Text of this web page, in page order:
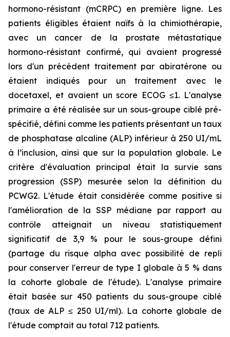
hormono-résistant (mCRPC) en première ligne. Les
patients éligibles étaient naïfs à la chimiothérapie,
avec un cancer de la prostate métastatique
hormono-résistant confirmé, qui avaient progressé
lors d'un précédent traitement par abiratérone ou
étaient indiqués pour un traitement avec le
docetaxel, et avaient un score ECOG ≤1. L'analyse
primaire a été réalisée sur un sous-groupe ciblé pré-
spécifié, défini comme les patients présentant un taux
de phosphatase alcaline (ALP) inférieur à 250 UI/mL
à l’inclusion, ainsi que sur la population globale. Le
critère d'évaluation principal était la survie sans
progression (SSP) mesurée selon la définition du
PCWG2. L'étude était considérée comme positive si
l'amélioration de la SSP médiane par rapport au
contrôle atteignait un niveau statistiquement
significatif de 3,9 % pour le sous-groupe défini
(partage du risque alpha avec possibilité de repli
pour conserver l'erreur de type I globale à 5 % dans
la cohorte globale de l'étude). L'analyse primaire
était basée sur 450 patients du sous-groupe ciblé
(taux de ALP ≤ 250 UI/ml). La cohorte globale de
l'étude comptait au total 712 patients.